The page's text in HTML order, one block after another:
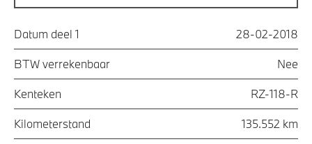
Datum deel 1 28-02-2018
BTW verrekenbaar Nee
Kenteken RZ-118-R
Kilometerstand 135.552 km